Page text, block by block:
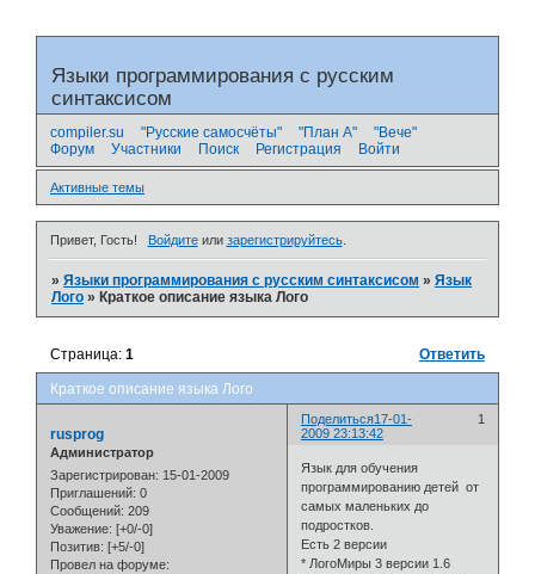
Языки программирования с русским
синтаксисом
compiler.su "Русские самосчёты" "План А"
"Вече"
Форум
Участники Поиск Регистрация Войти
Активные темы
Привет, Гость! Войдитеили зарегистрируйтесь.
»Языки программирования с русским синтаксисом »Язык
Лого »Краткое описание языка Лого
Краткое описание языка Лого
Страница:1 Ответить
Поделиться 1
17-01-
2009 23:13:42
rusprog
Администратор
Зарегистрирован: 15-01-2009
Приглашений: 0
Сообщений: 209
Уважение: [+0/-0]
Позитив: [+5/-0]
Провел на форуме:
Язык для обучения
программированию детей от
самых маленьких до
подростков.
Есть 2 версии
* ЛогоМиры 3 версии 1.6